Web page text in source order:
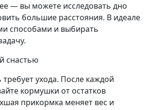
— вы можете исследовать дно
большие расстояния. В идеале
способами и выбирать
снастью
ухода. После каждой
кормушки от остатков
прикормка меняет вес и